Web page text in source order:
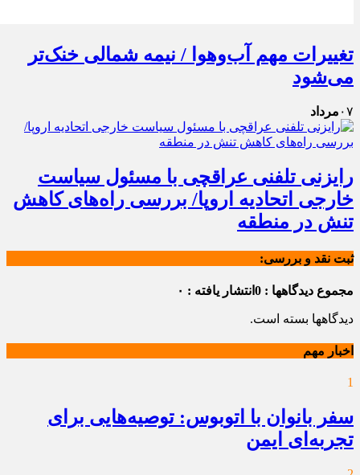
تغییرات مهم آب‌وهوا / نیمه شمالی خنک‌تر
می‌شود
۰۷ مرداد
رایزنی تلفنی عراقچی با مسئول سیاست
خارجی اتحادیه اروپا/ بررسی راه‌های کاهش
تنش در منطقه
ثبت نقد و بررسی:
مجموع دیدگاهها : 0 انتشار یافته : ۰
دیدگاهها بسته است.
اخبار مهم
1
سفر بانوان با اتوبوس: توصیه‌هایی برای
تجربه‌ای ایمن